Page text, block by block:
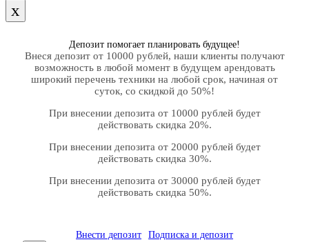
х
Депозит помогает планировать будущее!
Внеся депозит от 10000 рублей, наши клиенты получают
возможность в любой момент в будущем арендовать
широкий перечень техники на любой срок, начиная от
суток, со скидкой до 50%!
При внесении депозита от 10000 рублей будет
действовать скидка 20%.
При внесении депозита от 20000 рублей будет
действовать скидка 30%.
При внесении депозита от 30000 рублей будет
действовать скидка 50%.
Внести депозит Подписка и депозит